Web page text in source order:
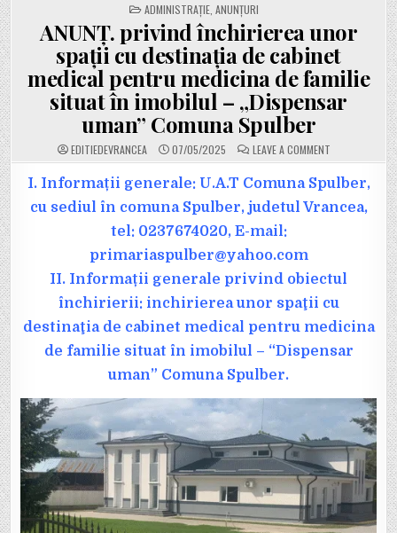
POSTED
IN
ADMINISTRAȚIE ANUNȚURI
ANUNȚ. privind închirierea unor
spaţii cu destinaţia de cabinet
medical pentru medicina de familie
situat în imobilul – „Dispensar
uman” Comuna Spulber
EDITIEDEVRANCEA 07/05/2025 LEAVE A COMMENT
ANUNȚ.
ÎNCHIRIEREA
UNOR
SPAŢII
CU
MEDICINA
DE
FAMILIE
SITUAT
ÎN
IMOBILUL
„DISPENSAR
I. Informații generale: U.A.T Comuna Spulber,
cu sediul în comuna Spulber, judetul Vrancea,
tel: 0237674020, E-mail:
primariaspulber@yahoo.com
II. Informații generale privind obiectul
închirierii: inchirierea unor spaţii cu
destinaţia de cabinet medical pentru medicina
de familie situat în imobilul – “Dispensar
uman” Comuna Spulber.